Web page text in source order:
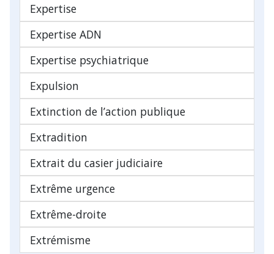
Expertise
Expertise ADN
Expertise psychiatrique
Expulsion
Extinction de l’action publique
Extradition
Extrait du casier judiciaire
Extrême urgence
Extrême-droite
Extrémisme